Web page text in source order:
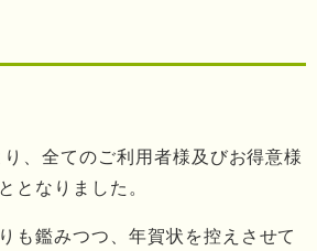
、全てのご利用者様及びお得意様
となりました。
も鑑みつつ、年賀状を控えさせて